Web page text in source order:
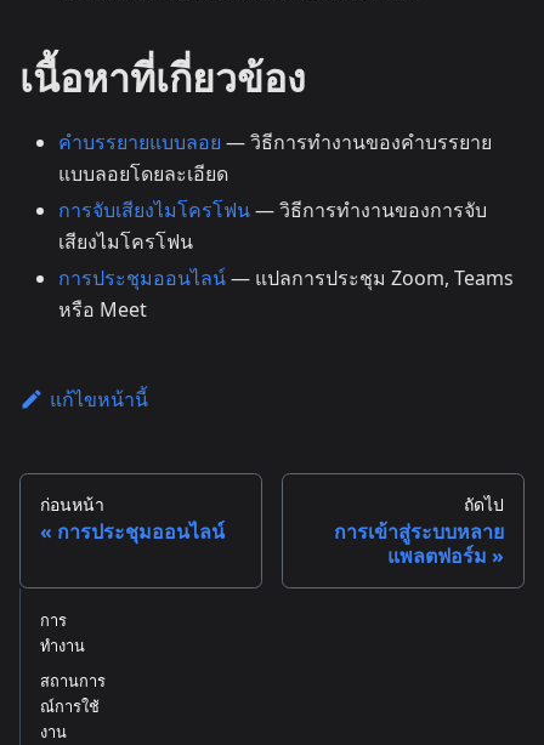
เนื้อหาที่เกี่ยวข้อง
คำบรรยายแบบลอย — วิธีการทำงานของคำบรรยาย
แบบลอยโดยละเอียด
การจับเสียงไมโครโฟน— วิธีการทำงานของการจับ
เสียงไมโครโฟน
การประชุมออนไลน์— แปลการประชุม Zoom, Teams
หรือ Meet
แก้ไขหน้านี้
ก่อนหน้า
การประชุมออนไลน์
ถัดไป
การเข้าสู่ระบบหลาย
แพลตฟอร์ม
การ
ทำงาน
สถานการ
ณ์การใช้
งาน